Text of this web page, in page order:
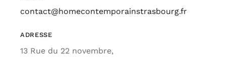
contact@homecontemporainstrasbourg.fr
ADRESSE
13 Rue du 22 novembre,